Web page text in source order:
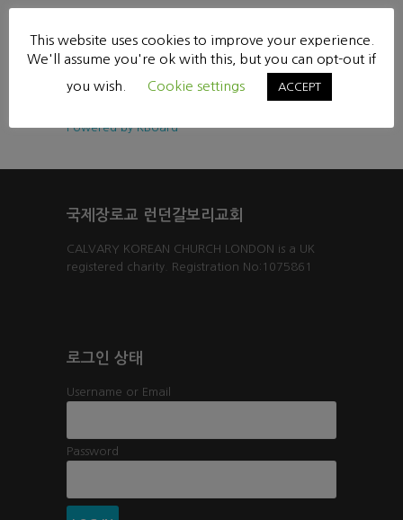
[다니엘 강해19] 절망 가운데 주시는 소망 (9:20-27) »
List
Powered by KBoard
국제장로교 런던갈보리교회
CALVARY KOREAN CHURCH LONDON is a UK
registered charity. Registration No:1075861
로그인 상태
Username or Email
Password
This website uses cookies to improve your experience.
We'll assume you're ok with this, but you can opt-out if
you wish.
Cookie settings ACCEPT